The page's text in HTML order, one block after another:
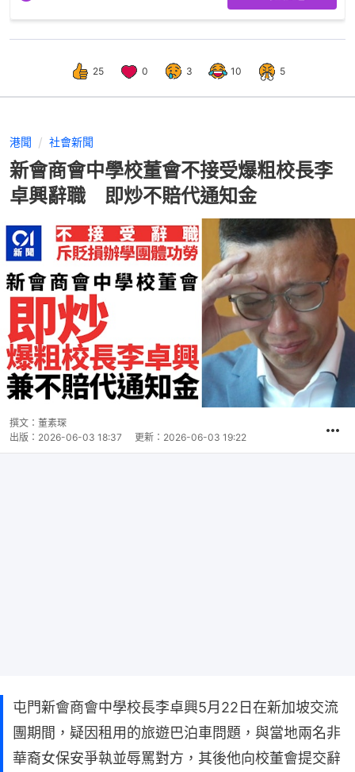
25 0 3 10 5
港聞 社會新聞
新會商會中學校董會不接受爆粗校長李
卓興辭職 即炒不賠代通知金
撰文： 董素琛
出版： 2026-06-03 18:37 更新： 2026-06-03 19:22
屯門新會商會中學校長李卓興5月22日在新加坡交流
團期間，疑因租用的旅遊巴泊車問題，與當地兩名非
華裔女保安爭執並辱罵對方，其後他向校董會提交辭